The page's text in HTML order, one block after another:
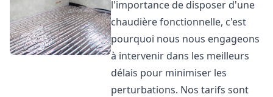
l'importance de disposer d'une
chaudière fonctionnelle, c'est
pourquoi nous nous engageons
à intervenir dans les meilleurs
délais pour minimiser les
perturbations. Nos tarifs sont